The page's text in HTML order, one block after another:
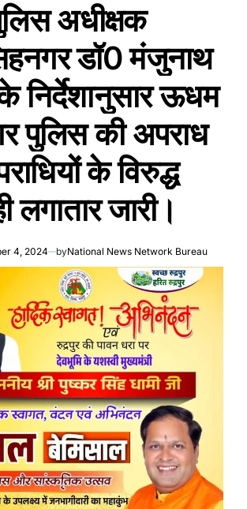
अधीक्षक
डॉ0 मंजुनाथ
निर्देशानुसार ऊधम
पुलिस की अपराध
के विरुद्ध
लगातार जारी।
4, 2024 byNational News Network Bureau